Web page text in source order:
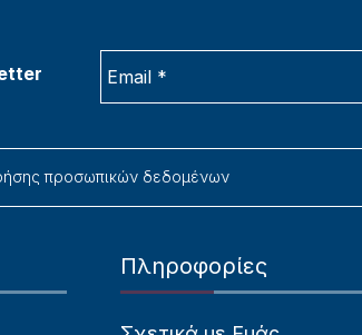
προσωπικών δεδομένων
Πληροφορίες